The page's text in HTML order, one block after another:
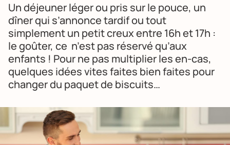
Un déjeuner léger ou pris sur le pouce, un
dîner qui s’annonce tardif ou tout
simplement un petit creux entre 16h et 17h :
le goûter, ce n’est pas réservé qu’aux
enfants ! Pour ne pas multiplier les en-cas,
quelques idées vites faites bien faites pour
changer du paquet de biscuits…